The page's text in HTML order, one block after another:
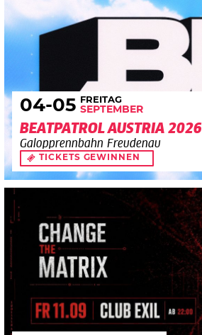
04-05 FREITAG
SEPTEMBER
BEATPATROL AUSTRIA 2026
Galopprennbahn Freudenau
TICKETS GEWINNEN